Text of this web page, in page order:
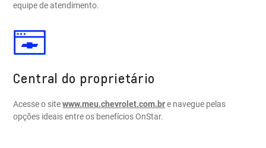
equipe de atendimento.
Central do proprietário
Acesse o sitewww.meu.chevrolet.com.bre navegue pelas
opções ideais entre os benefícios OnStar.